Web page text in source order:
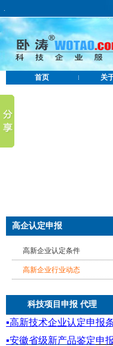
.
首页 关
高企认定申报
高新企业认定条件
高新企业行业动态
科技项目申报 代理
▪高新技术企业认定申报
▪安徽省级新产品鉴定申